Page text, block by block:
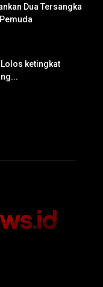
Dua Tersangka
Lolos ketingkat